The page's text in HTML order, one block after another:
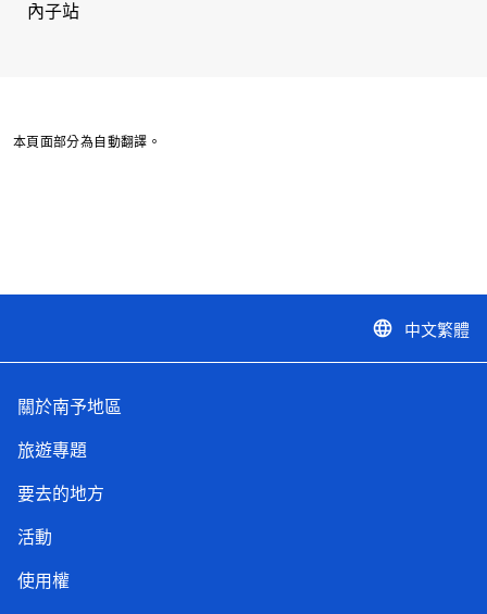
內子站
本頁面部分為自動翻譯。
language 中文繁體
關於南予地區
旅遊專題
要去的地方
活動
使用權